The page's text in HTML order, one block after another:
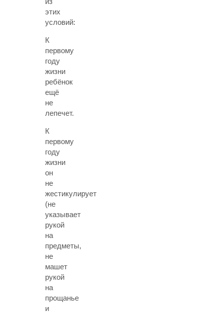
этих
условий:
К
первому
году
жизни
ребёнок
ещё
не
лепечет.
К
первому
году
жизни
он
не
жестикулирует
(не
указывает
рукой
на
предметы,
не
машет
рукой
на
прощанье
и